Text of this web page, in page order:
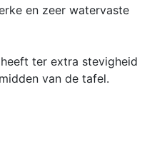
en zeer watervaste
ter extra stevigheid
van de tafel.